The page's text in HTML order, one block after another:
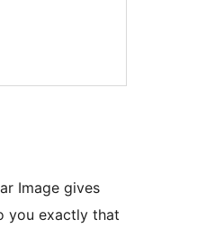
Image gives
you exactly that